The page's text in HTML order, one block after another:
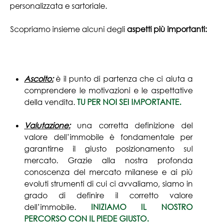
personalizzata e sartoriale.
Scopriamo insieme alcuni degli aspetti più importanti:
Ascolto:è il punto di partenza che ci aiuta a
comprendere le motivazioni e le aspettative
della vendita. TU PER NOI SEI IMPORTANTE.
Valutazione:una corretta definizione del
valore dell’immobile è fondamentale per
garantirne il giusto posizionamento sul
mercato. Grazie alla nostra profonda
conoscenza del mercato milanese e ai più
evoluti strumenti di cui ci avvaliamo, siamo in
grado di definire il corretto valore
dell’immobile. INIZIAMO IL NOSTRO
PERCORSO CON IL PIEDE GIUSTO.